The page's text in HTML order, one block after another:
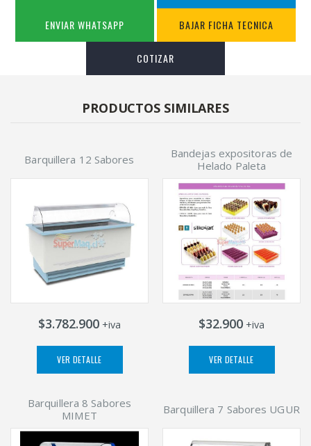
ENVIAR WHATSAPP BAJAR FICHA TECNICA
COTIZAR
PRODUCTOS SIMILARES
Barquillera 12 Sabores
$3.782.900 +iva
VER DETALLE
Bandejas expositoras de
Helado Paleta
$32.900 +iva
VER DETALLE
Barquillera 8 Sabores
MIMET
Barquillera 7 Sabores UGUR